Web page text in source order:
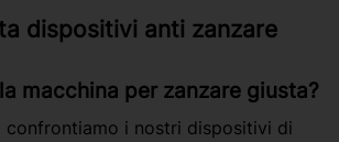
dispositivi anti zanzare
macchina per zanzare giusta?
confrontiamo i nostri dispositivi di